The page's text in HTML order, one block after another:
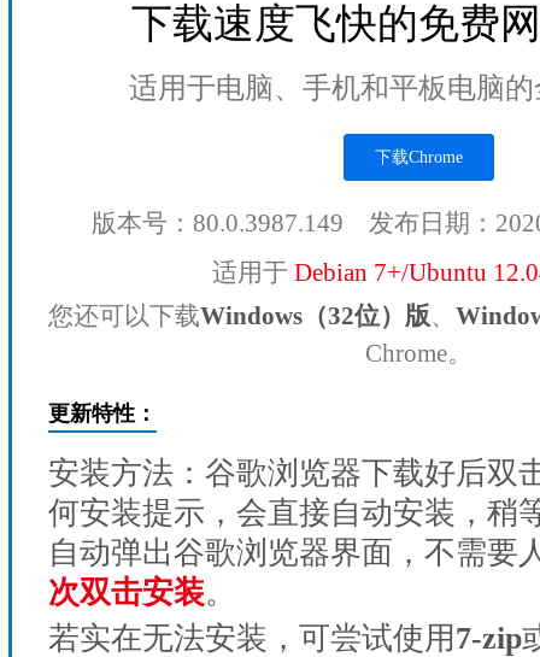
下载速度飞快的免费
适用于电脑、手机和平板电脑
下载Chrome
版本号：80.0.3987.149 发布日期：
适用于 Debian 7+/Ubuntu
您还可以下载Windows（32位）版、
Chrome。
更新特性：
安装方法：谷歌浏览器下载好后双
何安装提示，会直接自动安装，稍
自动弹出谷歌浏览器界面，不需要
次双击安装。
若实在无法安装，可尝试使用7-zip